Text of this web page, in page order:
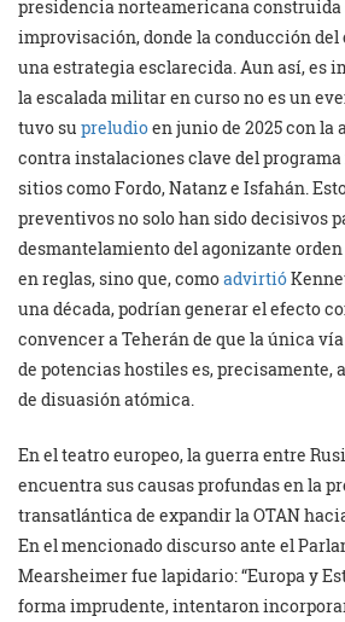
presidencia norteamericana construida
improvisación, donde la conducción
una estrategia esclarecida. Aun así, es
la escalada militar en curso no es un
tuvo su preludioen junio de 2025 con
contra instalaciones clave del
sitios como Fordo, Natanz e Isfahán.
preventivos no solo han sido decisivos
desmantelamiento del agonizante
en reglas, sino que, comoadvirtió
una década, podrían generar el efecto
convencer a Teherán de que la única
de potencias hostiles es, precisamente,
de disuasión atómica.
En el teatro europeo, la guerra entre
encuentra sus causas profundas en la
transatlántica de expandir la OTAN
En el mencionado discurso ante el
Mearsheimer fue lapidario: “Europa y
forma imprudente, intentaron